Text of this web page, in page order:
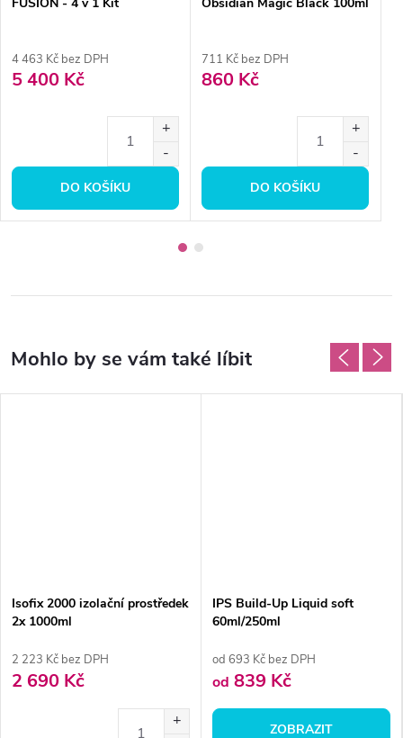
4 463 Kč bez DPH
5 400 Kč
DO KOŠÍKU
711 Kč bez DPH
860 Kč
DO KOŠÍKU
Isofix 2000 izolační prostředek
2x 1000ml
2 223 Kč bez DPH
2 690 Kč
IPS Build-Up Liquid soft
60ml/250ml
od 693 Kč bez DPH
od 839 Kč
ZOBRAZIT